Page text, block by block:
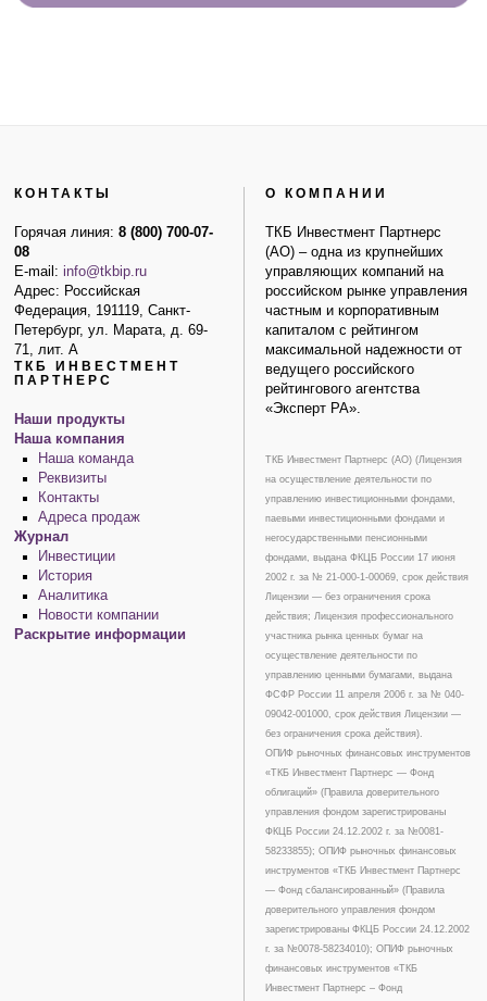
КОНТАКТЫ
Горячая линия:8 (800) 700-07-
08
E-mail:info@tkbip.ru
Адрес: Российская
Федерация, 191119, Санкт-
Петербург, ул. Марата, д. 69-
71, лит. А
ТКБ ИНВЕСТМЕНТ
ПАРТНЕРС
Наши продукты
Наша компания
Наша команда
Реквизиты
Контакты
Адреса продаж
Журнал
Инвестиции
История
Аналитика
Новости компании
Раскрытие информации
О КОМПАНИИ
ТКБ Инвестмент Партнерс
(АО) – одна из крупнейших
управляющих компаний на
российском рынке управления
частным и корпоративным
капиталом с рейтингом
максимальной надежности от
ведущего российского
рейтингового агентства
«Эксперт РА».
ТКБ Инвестмент Партнерс (АО) (Лицензия
на осуществление деятельности по
управлению инвестиционными фондами,
паевыми инвестиционными фондами и
негосударственными пенсионными
фондами, выдана ФКЦБ России 17 июня
2002 г. за № 21-000-1-00069, срок действия
Лицензии — без ограничения срока
действия; Лицензия профессионального
участника рынка ценных бумаг на
осуществление деятельности по
управлению ценными бумагами, выдана
ФСФР России 11 апреля 2006 г. за № 040-
09042-001000, срок действия Лицензии —
без ограничения срока действия).
ОПИФ рыночных финансовых инструментов
«ТКБ Инвестмент Партнерс — Фонд
облигаций» (Правила доверительного
управления фондом зарегистрированы
ФКЦБ России 24.12.2002 г. за №0081-
58233855); ОПИФ рыночных финансовых
инструментов «ТКБ Инвестмент Партнерс
— Фонд сбалансированный» (Правила
доверительного управления фондом
зарегистрированы ФКЦБ России 24.12.2002
г. за №0078-58234010); ОПИФ рыночных
финансовых инструментов «ТКБ
Инвестмент Партнерс – Фонд